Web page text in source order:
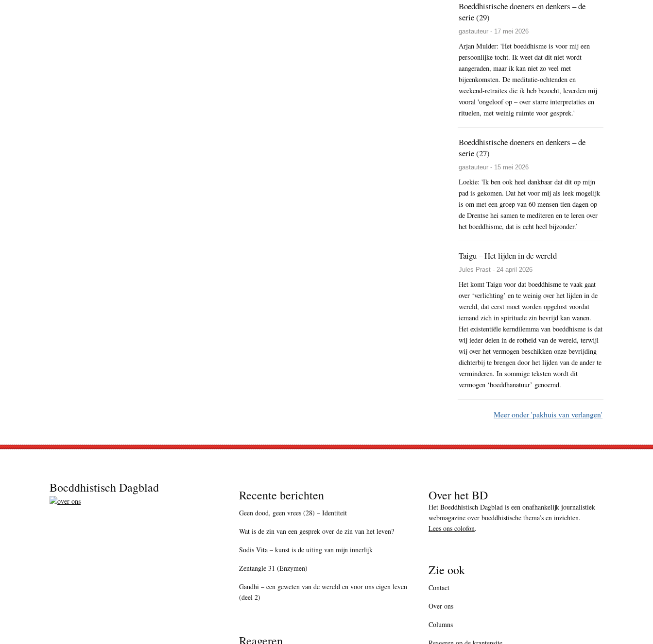
Boeddhistische doeners en denkers – de
serie (29)
gastauteur - 17 mei 2026
Arjan Mulder: 'Het boeddhisme is voor mij een
persoonlijke tocht. Ik weet dat dit niet wordt
aangeraden, maar ik kan niet zo veel met
bijeenkomsten. De meditatie-ochtenden en
weekend-retraites die ik heb bezocht, leverden mij
vooral 'ongeloof op – over starre interpretaties en
rituelen, met weinig ruimte voor gesprek.'
Boeddhistische doeners en denkers – de
serie (27)
gastauteur - 15 mei 2026
Loekie: 'Ik ben ook heel dankbaar dat dit op mijn
pad is gekomen. Dat het voor mij als leek mogelijk
is om met een groep van 60 mensen tien dagen op
de Drentse hei samen te mediteren en te leren over
het boeddhisme, dat is echt heel bijzonder.’
Taigu – Het lijden in de wereld
Jules Prast - 24 april 2026
Het komt Taigu voor dat boeddhisme te vaak gaat
over ‘verlichting’ en te weinig over het lijden in de
wereld, dat eerst moet worden opgelost voordat
iemand zich in spirituele zin bevrijd kan wanen.
Het existentiële kerndilemma van boeddhisme is dat
wij ieder delen in de rotheid van de wereld, terwijl
wij over het vermogen beschikken onze bevrijding
dichterbij te brengen door het lijden van de ander te
verminderen. In sommige teksten wordt dit
vermogen ‘boeddhanatuur’ genoemd.
Meer onder 'pakhuis van verlangen'
Boeddhistisch Dagblad Recente berichten
Geen dood, geen vrees (28) – Identiteit
Wat is de zin van een gesprek over de zin van het leven?
Sodis Vita – kunst is de uiting van mijn innerlijk
Zentangle 31 (Enzymen)
Gandhi – een geweten van de wereld en voor ons eigen leven
(deel 2)
Reageren
Over het BD
Het Boeddhistisch Dagblad is een onafhankelijk journalistiek
webmagazine over boeddhistische thema’s en inzichten.
Lees ons colofon.
Zie ook
Contact
Over ons
Columns